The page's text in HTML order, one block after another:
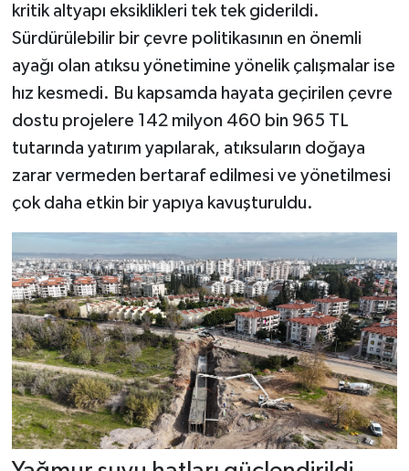
kritik altyapı eksiklikleri tek tek giderildi.
Sürdürülebilir bir çevre politikasının en önemli
ayağı olan atıksu yönetimine yönelik çalışmalar ise
hız kesmedi. Bu kapsamda hayata geçirilen çevre
dostu projelere 142 milyon 460 bin 965 TL
tutarında yatırım yapılarak, atıksuların doğaya
zarar vermeden bertaraf edilmesi ve yönetilmesi
çok daha etkin bir yapıya kavuşturuldu.